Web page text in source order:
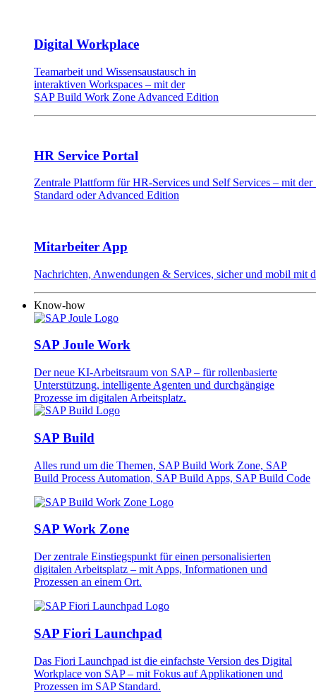
Digital Workplace
Teamarbeit und Wissensaustausch in
interaktiven Workspaces – mit der
SAP Build Work Zone Advanced Edition
HR Service Portal
Zentrale Plattform für HR-Services und Self Services – mit
Standard oder Advanced Edition
Mitarbeiter App
Nachrichten, Anwendungen & Services, sicher und mobil mit
Know-how
SAP Joule Work
Der neue KI-Arbeitsraum von SAP – für rollenbasierte
Unterstützung, intelligente Agenten und durchgängige
Prozesse im digitalen Arbeitsplatz.
SAP Build
Alles rund um die Themen, SAP Build Work Zone, SAP
Build Process Automation, SAP Build Apps, SAP Build Code
SAP Work Zone
Der zentrale Einstiegspunkt für einen personalisierten
digitalen Arbeitsplatz – mit Apps, Informationen und
Prozessen an einem Ort.
SAP Fiori Launchpad
Das Fiori Launchpad ist die einfachste Version des Digital
Workplace von SAP – mit Fokus auf Applikationen und
Prozessen im SAP Standard.